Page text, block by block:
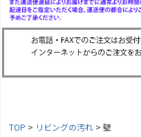
TOP リビングの汚れ 壁